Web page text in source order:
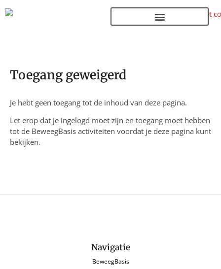
Toegang geweigerd
Je hebt geen toegang tot de inhoud van deze pagina.
Let erop dat je ingelogd moet zijn en toegang moet hebben
tot de BeweegBasis activiteiten voordat je deze pagina kunt
bekijken.
Navigatie
BeweegBasis